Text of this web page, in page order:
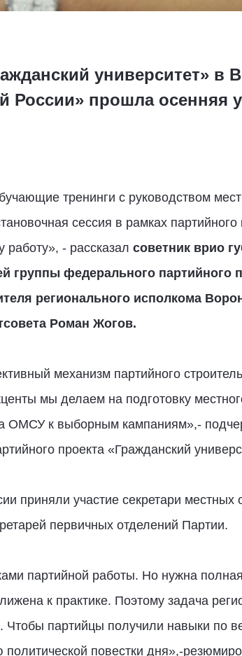
университет» в
России» прошла осенняя
тренинги с руководством
сессия в рамках партийного
работу», - рассказал советник врио
группы федерального партийного
регионального исполкома
Роман Жогов.
механизм партийного
мы делаем на подготовку
ОМСУ к выборным кампаниям»,-
проекта «Гражданский
приняли участие секретари местных
первичных отделений Партии.
партийной работы. Но нужна
к практике. Поэтому задача
Чтобы партийцы получили навыки по
политической повестки дня»,-